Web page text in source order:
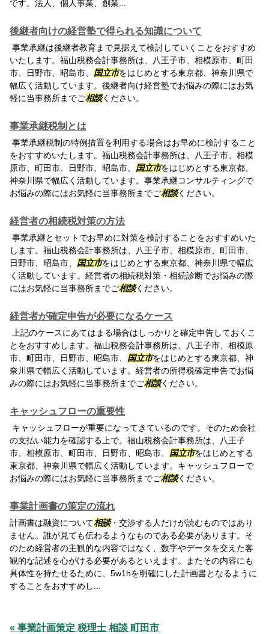
です。法人、個人事業、創業...
後継者向けの経営塾で得られる知識について
事業承継は後継者教育まで見据えて検討していくことをおすすめ
いたします。福山税務会計事務所は、八王子市、相模原市、町田
市、日野市、昭島市、 国立市をはじめとする東京都、神奈川県で
幅広く活動しています。後継者向け経営塾でお悩みの際にはお気
軽に当事務所までご相談ください。
事業承継税制とは
事業承継税制の特例措置を利用する場合はお早めに検討すること
をおすすめいたします。福山税務会計事務所は、八王子市、相模
原市、町田市、日野市、昭島市、 国立市をはじめとする東京都、
神奈川県で幅広く活動しています。事業承継コンサルティングで
お悩みの際にはお気軽に当事務所までご相談ください。
経営者の相続税対策の方法
事業承継とセットでお早めに対策を検討することをおすすめいた
します。福山税務会計事務所は、八王子市、相模原市、町田市、
日野市、昭島市、 国立市をはじめとする東京都、神奈川県で幅広
く活動しています。経営者の相続税対策・相続診断でお悩みの際
にはお気軽に当事務所までご相談ください。
経営者が確定申告が必要になるケース
上記のケースにあてはまる場合はしっかりと確定申告しておくこ
とをおすすめします。福山税務会計事務所は、八王子市、相模原
市、町田市、日野市、昭島市、 国立市をはじめとする東京都、神
奈川県で幅広く活動しています。経営者の所得税確定申告でお悩
みの際にはお気軽に当事務所までご相談ください。
キャッシュフローの重要性
キャッシュフローが重要になってきているのです。そのため会社
の支払い能力を確認する上で。福山税務会計事務所は、八王子
市、相模原市、町田市、日野市、昭島市、 国立市をはじめとする
東京都、神奈川県で幅広く活動しています。キャッシュフローで
お悩みの際にはお気軽に当事務所までご相談ください。
事業計画書の策定の流れ
計画書は融資について相談・交渉する人だけが読むものではあり
ません。誰が見ても伝わるようなものである必要があります。そ
のため経営者の主観的な内容ではなく、数字やデータを交えた客
観的な記述を心がける必要があるといえます。またその内容にも
具体性を持たせるために、5w1hを明確にした計画書となるように
することをおすすめし...
« 事業計画策定 税理士 相談 町田市